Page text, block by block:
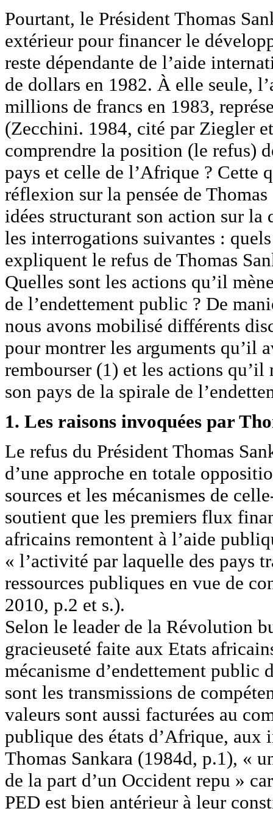
Pourtant, le Président Thomas
extérieur pour financer le
reste dépendante de l’aide
de dollars en 1982. À elle seule,
millions de francs en 1983,
(Zecchini. 1984, cité par Ziegler
comprendre la position (le refus)
pays et celle de l’Afrique ? Cette
réflexion sur la pensée de
idées structurant son action sur
les interrogations suivantes :
expliquent le refus de Thomas
Quelles sont les actions qu’il
de l’endettement public ? De
nous avons mobilisé différents
pour montrer les arguments qu’il
rembourser (1) et les actions
son pays de la spirale de
1. Les raisons invoquées par
Le refus du Président Thomas
d’une approche en totale
sources et les mécanismes de
soutient que les premiers flux
africains remontent à l’aide
« l’activité par laquelle des pays
ressources publiques en vue de
2010, p.2 et s.).
Selon le leader de la Révolution
gracieuseté faite aux Etats
mécanisme d’endettement public
sont les transmissions de
valeurs sont aussi facturées au
publique des états d’Afrique, aux
Thomas Sankara (1984d, p.1), «
de la part d’un Occident repu »
PED est bien antérieur à leur